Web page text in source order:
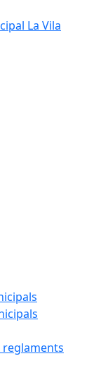
La Vila